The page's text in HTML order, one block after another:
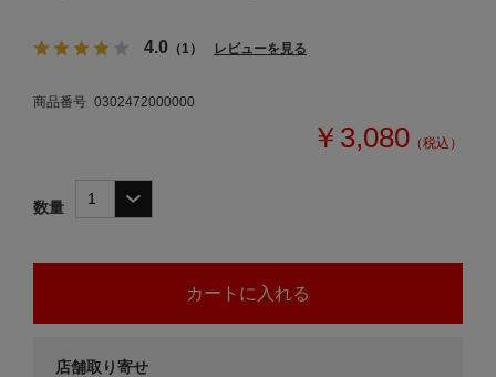
4.0 （1） レビューを見る
商品番号 0302472000000
￥3,080 （税込）
数量
店舗取り寄せ